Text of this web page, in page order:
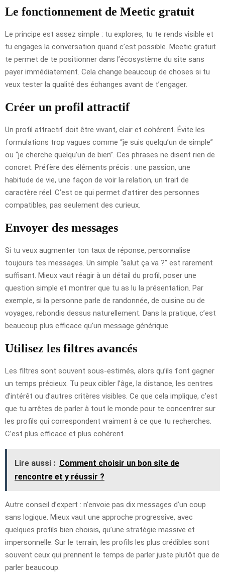
Le fonctionnement de Meetic gratuit
Le principe est assez simple : tu explores, tu te rends visible et
tu engages la conversation quand c’est possible. Meetic gratuit
te permet de te positionner dans l’écosystème du site sans
payer immédiatement. Cela change beaucoup de choses si tu
veux tester la qualité des échanges avant de t’engager.
Créer un profil attractif
Un profil attractif doit être vivant, clair et cohérent. Évite les
formulations trop vagues comme “je suis quelqu’un de simple”
ou “je cherche quelqu’un de bien”. Ces phrases ne disent rien de
concret. Préfère des éléments précis : une passion, une
habitude de vie, une façon de voir la relation, un trait de
caractère réel. C’est ce qui permet d’attirer des personnes
compatibles, pas seulement des curieux.
Envoyer des messages
Si tu veux augmenter ton taux de réponse, personnalise
toujours tes messages. Un simple “salut ça va ?” est rarement
suffisant. Mieux vaut réagir à un détail du profil, poser une
question simple et montrer que tu as lu la présentation. Par
exemple, si la personne parle de randonnée, de cuisine ou de
voyages, rebondis dessus naturellement. Dans la pratique, c’est
beaucoup plus efficace qu’un message générique.
Utilisez les filtres avancés
Les filtres sont souvent sous-estimés, alors qu’ils font gagner
un temps précieux. Tu peux cibler l’âge, la distance, les centres
d’intérêt ou d’autres critères visibles. Ce que cela implique, c’est
que tu arrêtes de parler à tout le monde pour te concentrer sur
les profils qui correspondent vraiment à ce que tu recherches.
C’est plus efficace et plus cohérent.
Lire aussi : Comment choisir un bon site de
rencontre et y réussir ?
Autre conseil d’expert : n’envoie pas dix messages d’un coup
sans logique. Mieux vaut une approche progressive, avec
quelques profils bien choisis, qu’une stratégie massive et
impersonnelle. Sur le terrain, les profils les plus crédibles sont
souvent ceux qui prennent le temps de parler juste plutôt que de
parler beaucoup.